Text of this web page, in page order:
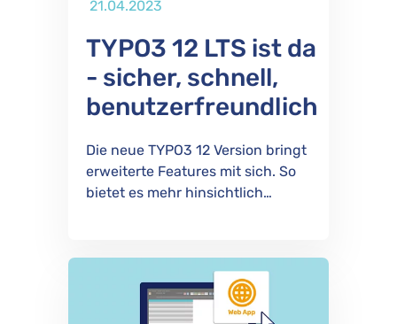
Publiziert
21.04.2023
TYPO3 12 LTS ist da
- sicher, schnell,
benutzerfreundlich
Die neue TYPO3 12 Version bringt
erweiterte Features mit sich. So
bietet es mehr hinsichtlich…